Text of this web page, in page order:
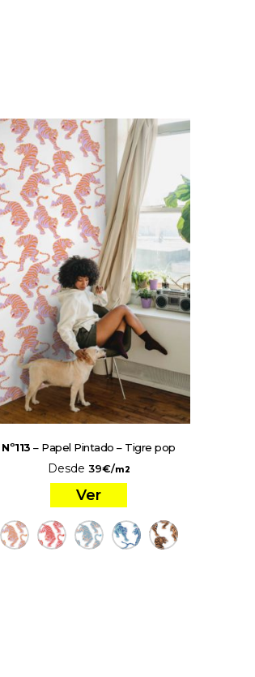
Nº113 – Papel Pintado – Tigre pop
Desde 39€/m2
Ver